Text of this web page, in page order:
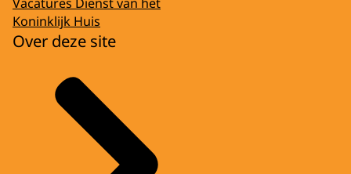
Koninklijk Huis
Over deze site